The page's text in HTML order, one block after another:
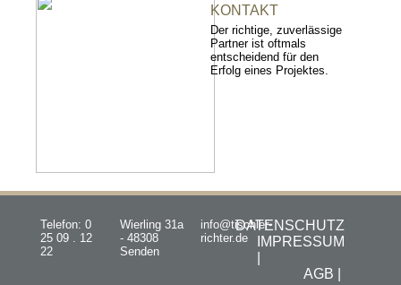
KONTAKT
Der richtige, zuverlässige
Partner ist oftmals
entscheidend für den
Erfolg eines Projektes.
Telefon: 0
25 09 . 12
22
Wierling 31a
- 48308
Senden
info@tischler-
richter.de
DATENSCHUTZ
IMPRESSUM
AGB |